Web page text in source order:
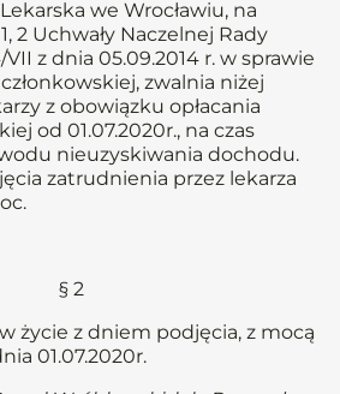
we Wrocławiu, na
2 Uchwały Naczelnej Rady
z dnia 05.09.2014 r. w sprawie
zwalnia niżej
z obowiązku opłacania
od 01.07.2020r., na czas
nieuzyskiwania dochodu.
zatrudnienia przez lekarza
§ 2
życie z dniem podjęcia, z mocą
01.07.2020r.